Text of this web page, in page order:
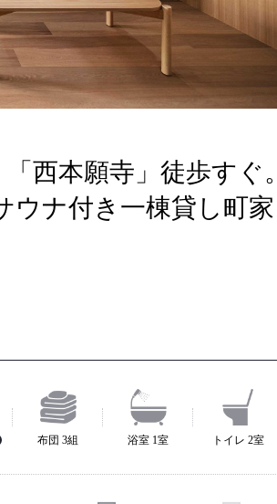
西本願寺」徒歩すぐ。
ウナ付き一棟貸し町家
布団 3組 浴室 1室 トイレ 2室